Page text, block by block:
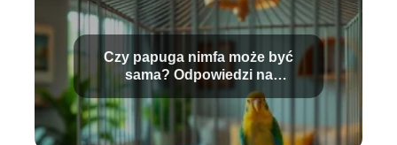
Czy papuga nimfa może być
sama? Odpowiedzi na
najważniejsze pytania